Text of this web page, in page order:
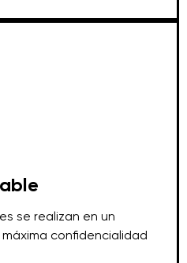
se realizan en un
confidencialidad